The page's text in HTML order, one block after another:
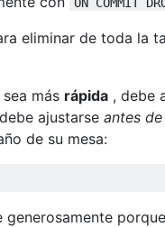
eliminar de toda la
más rápida , debe
ajustarse antes de
de su mesa:
generosamente